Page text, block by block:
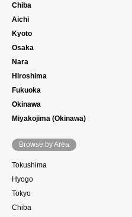
Chiba
Aichi
Kyoto
Osaka
Nara
Hiroshima
Fukuoka
Okinawa
Miyakojima (Okinawa)
Browse by Area
Tokushima
Hyogo
Tokyo
Chiba